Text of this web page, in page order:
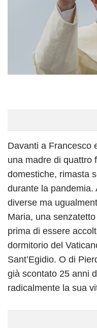
Davanti a Francesco
una madre di quattro
domestiche, rimasta
durante la pandemia.
diverse ma
Maria, una
prima di essere
dormitorio del
Sant’Egidio. O di
già scontato 25 anni
radicalmente la sua